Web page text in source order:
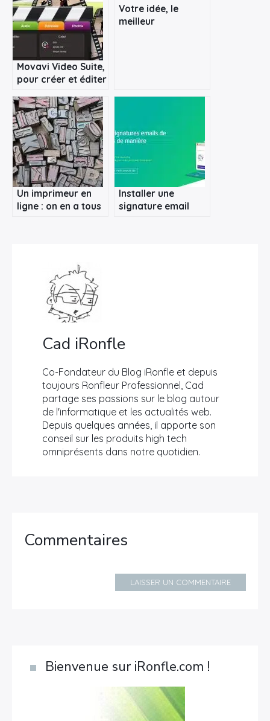
Movavi Video Suite,
pour créer et éditer
Votre idée, le
meilleur
Un imprimeur en
ligne : on en a tous
Installer une
signature email
Cad iRonfle
Co-Fondateur du Blog iRonfle et depuis
toujours Ronfleur Professionnel, Cad
partage ses passions sur le blog autour
de l'informatique et les actualités web.
Depuis quelques années, il apporte son
conseil sur les produits high tech
omniprésents dans notre quotidien.
Commentaires
LAISSER UN COMMENTAIRE
Bienvenue sur iRonfle.com !
Rechercher
: